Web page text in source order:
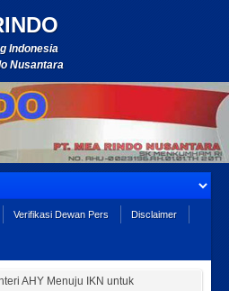
Indonesia
Nusantara
Verifikasi Dewan Pers Disclaimer
AHY Menuju IKN untuk